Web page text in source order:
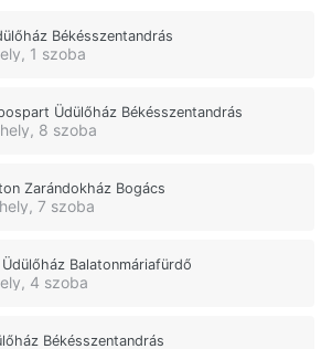
Békésszentandrás
1 szoba
Üdülőház Békésszentandrás
8 szoba
Zarándokház Bogács
7 szoba
Balatonmáriafürdő
4 szoba
Békésszentandrás